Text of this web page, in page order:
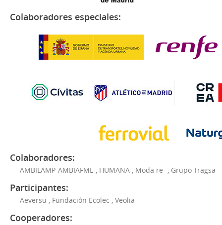
Colaboradores especiales:
Colaboradores:
AMBILAMP-AMBIAFME , HUMANA , Moda re- , Grupo Tragsa
Participantes:
Aeversu , Fundación Ecolec , Veolia
Cooperadores: